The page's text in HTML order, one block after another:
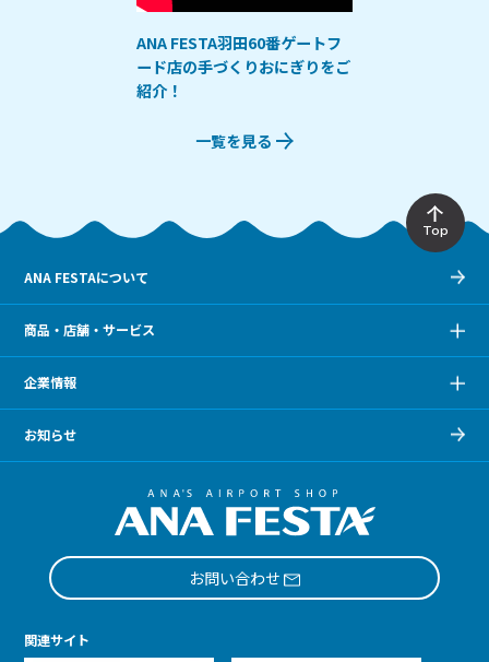
ANA FESTA羽田60番ゲートフ
ード店の手づくりおにぎりをご
紹介！
一覧を見る
Top
ANA FESTAについて
商品・店舗・サービス
企業情報
お知らせ
お問い合わせ
関連サイト